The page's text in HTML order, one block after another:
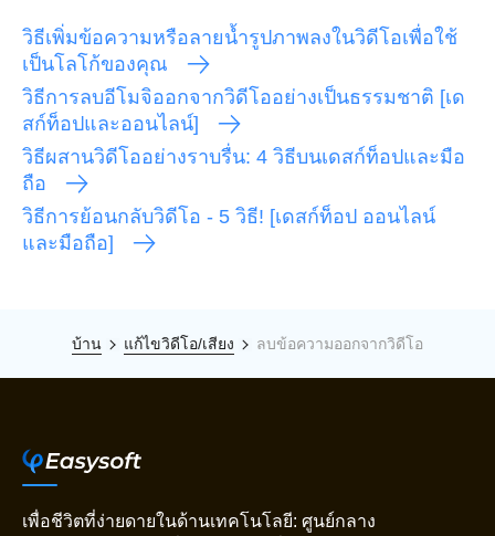
วิธีเพิ่มข้อความหรือลายน้ำรูปภาพลงในวิดีโอเพื่อใช้
เป็นโลโก้ของคุณ
วิธีการลบอีโมจิออกจากวิดีโออย่างเป็นธรรมชาติ [เด
สก์ท็อปและออนไลน์]
วิธีผสานวิดีโออย่างราบรื่น: 4 วิธีบนเดสก์ท็อปและมือ
ถือ
วิธีการย้อนกลับวิดีโอ - 5 วิธี! [เดสก์ท็อป ออนไลน์
และมือถือ]
บ้าน แก้ไขวิดีโอ/เสียง ลบข้อความออกจากวิดีโอ
เพื่อชีวิตที่ง่ายดายในด้านเทคโนโลยี: ศูนย์กลาง